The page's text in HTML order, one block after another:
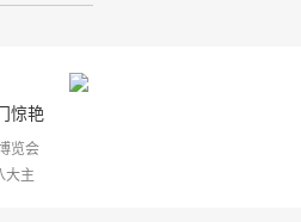
惊艳
览会
大主